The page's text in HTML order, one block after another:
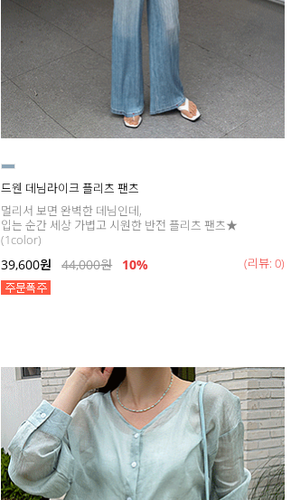
드웬 데님라이크 플리츠 팬츠
멀리서 보면 완벽한 데님인데,
입는 순간 세상 가볍고 시원한 반전 플리츠 팬츠★
(1color)
39,600원 44,000원 10% (리뷰: 0)